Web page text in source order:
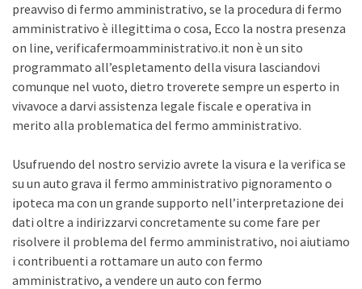
preavviso di fermo amministrativo, se la procedura di fermo
amministrativo è illegittima o cosa, Ecco la nostra presenza
on line, verificafermoamministrativo.it non è un sito
programmato all’espletamento della visura lasciandovi
comunque nel vuoto, dietro troverete sempre un esperto in
vivavoce a darvi assistenza legale fiscale e operativa in
merito alla problematica del fermo amministrativo.
Usufruendo del nostro servizio avrete la visura e la verifica se
su un auto grava il fermo amministrativo pignoramento o
ipoteca ma con un grande supporto nell’interpretazione dei
dati oltre a indirizzarvi concretamente su come fare per
risolvere il problema del fermo amministrativo, noi aiutiamo
i contribuenti a rottamare un auto con fermo
amministrativo, a vendere un auto con fermo